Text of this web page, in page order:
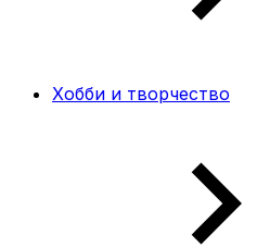
Хобби и творчество